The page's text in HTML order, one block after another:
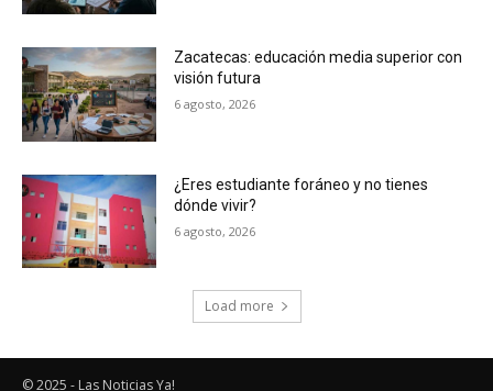
Zacatecas: educación media superior con
visión futura
6 agosto, 2026
¿Eres estudiante foráneo y no tienes
dónde vivir?
6 agosto, 2026
Load more
© 2025 - Las Noticias Ya!